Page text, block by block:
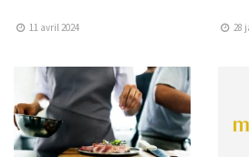
11 avril 2024 28